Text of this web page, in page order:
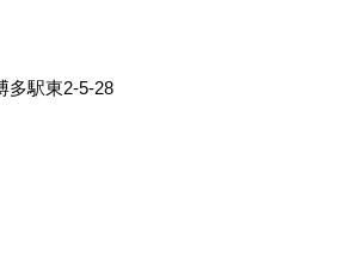
多駅東2-5-28